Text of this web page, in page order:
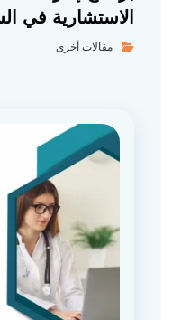
الاستشارية في
مقالات أخرى